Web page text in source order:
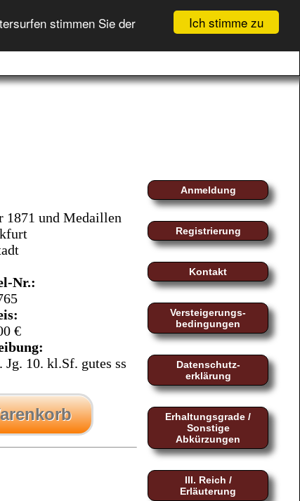
Ich stimme zu
stimmen Sie der
myMoeller
Registrierung
GEBOTSLISTE (
1871 und Medaillen
Nr.:
€
10. kl.Sf. gutes ss
Anmeldung
Registrierung
Kontakt
Versteigerungs-
bedingungen
Datenschutz-
erklärung
Erhaltungsgrade /
Sonstige
Abkürzungen
III. Reich /
Erläuterung